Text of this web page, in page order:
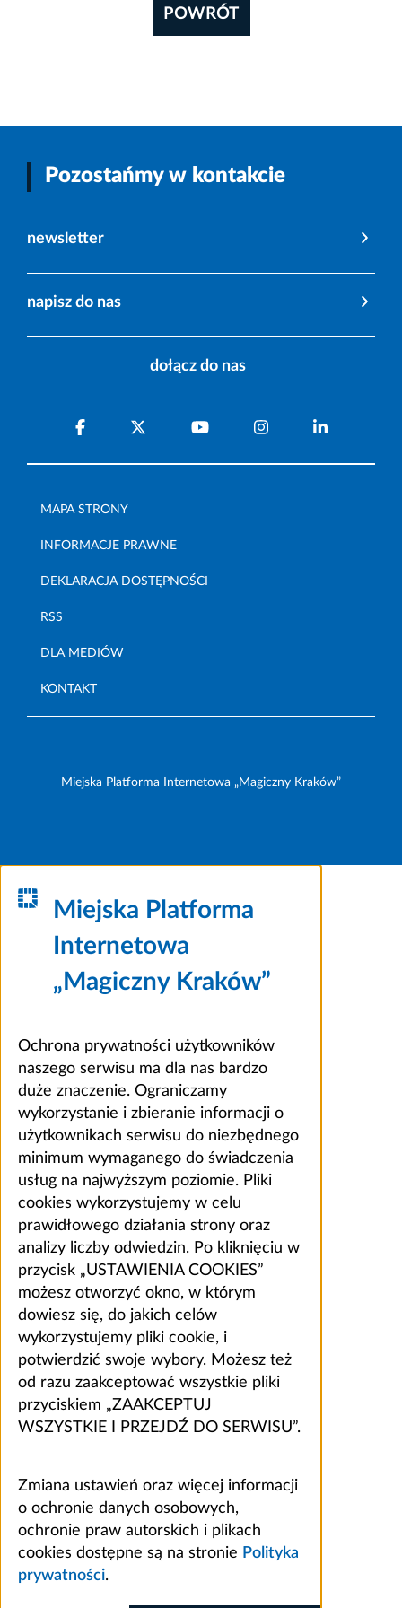
POWRÓT
Pozostańmy w kontakcie
newsletter
napisz do nas
dołącz do nas
MAPA STRONY
INFORMACJE PRAWNE
DEKLARACJA DOSTĘPNOŚCI
RSS
DLA MEDIÓW
KONTAKT
Miejska Platforma Internetowa „Magiczny Kraków”
Miejska Platforma
Internetowa
„Magiczny Kraków”
Ochrona prywatności użytkowników
naszego serwisu ma dla nas bardzo
duże znaczenie. Ograniczamy
wykorzystanie i zbieranie informacji o
użytkownikach serwisu do niezbędnego
minimum wymaganego do świadczenia
usług na najwyższym poziomie. Pliki
cookies wykorzystujemy w celu
prawidłowego działania strony oraz
analizy liczby odwiedzin. Po kliknięciu w
przycisk „USTAWIENIA COOKIES”
możesz otworzyć okno, w którym
dowiesz się, do jakich celów
wykorzystujemy pliki cookie, i
potwierdzić swoje wybory. Możesz też
od razu zaakceptować wszystkie pliki
przyciskiem „ZAAKCEPTUJ
WSZYSTKIE I PRZEJDŹ DO SERWISU”.
Zmiana ustawień oraz więcej informacji
o ochronie danych osobowych,
ochronie praw autorskich i plikach
cookies dostępne są na stronie Polityka
prywatności.